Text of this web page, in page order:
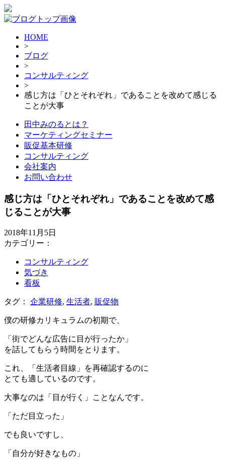
HOME
>
ブログ
>
コンサルティング
>
感じ方は「ひとそれぞれ」であることを改めて感じる
ことが大事
田中みのるとは？
マーケティングセミナー
販促基本研修
コンサルティング
会社案内
お問い合わせ
感じ方は「ひとそれぞれ」であることを改めて感
じることが大事
2018年11月5日
カテゴリー：
コンサルティング
気づき
看板
タグ： 企業研修, 生活者, 販促物
僕の研修カリキュラムの初期で、
「街でどんな広告に目が行ったか」
を話してもらう時間をとります。
これ、「生活者目線」を再確認するのに
とても適しているのです。
大事なのは「目が行く」ことなんです。
「ただ目立った」
でも良いですし、
「自分が好きなもの」